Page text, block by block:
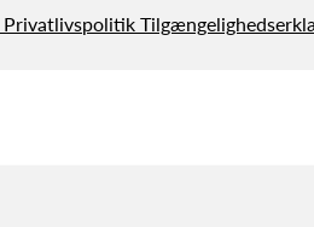
Privatlivspolitik